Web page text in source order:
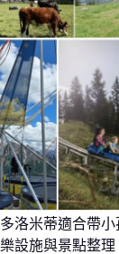
多洛米蒂適合帶小
樂設施與景點整理